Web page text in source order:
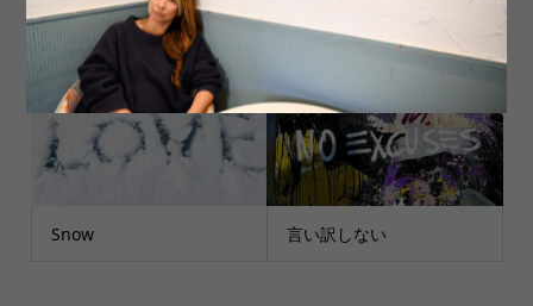
ティータイム
Snow 言い訳しない